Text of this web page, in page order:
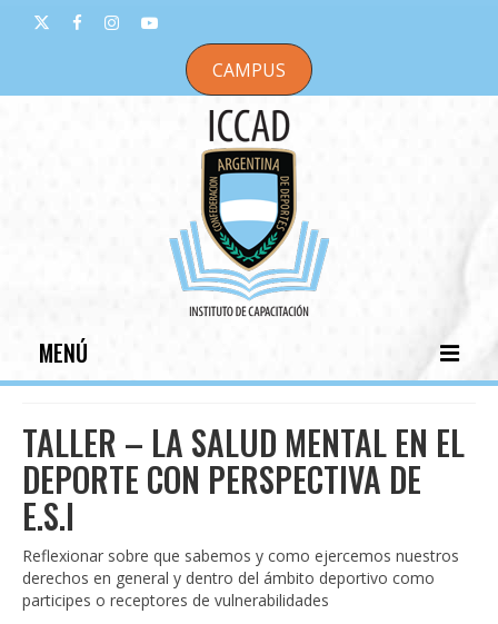
CAMPUS
MENÚ
INSTITUCIONAL
CAPACITACIONES
NOTICIAS
CONTACTO
TALLER – LA SALUD MENTAL EN EL
DEPORTE CON PERSPECTIVA DE
E.S.I
Reflexionar sobre que sabemos y como ejercemos nuestros
derechos en general y dentro del ámbito deportivo como
participes o receptores de vulnerabilidades